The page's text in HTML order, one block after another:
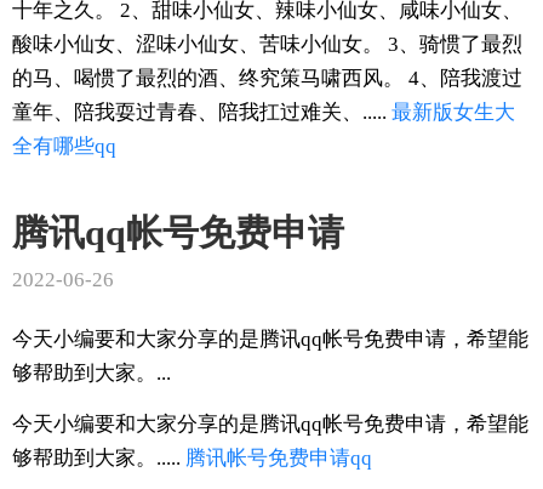
十年之久。 2、甜味小仙女、辣味小仙女、咸味小仙女、
酸味小仙女、涩味小仙女、苦味小仙女。 3、骑惯了最烈
的马、喝惯了最烈的酒、终究策马啸西风。 4、陪我渡过
童年、陪我耍过青春、陪我扛过难关、..... 最新版女生大
全有哪些qq
腾讯qq帐号免费申请
2022-06-26
今天小编要和大家分享的是腾讯qq帐号免费申请，希望能
够帮助到大家。...
今天小编要和大家分享的是腾讯qq帐号免费申请，希望能
够帮助到大家。..... 腾讯帐号免费申请qq